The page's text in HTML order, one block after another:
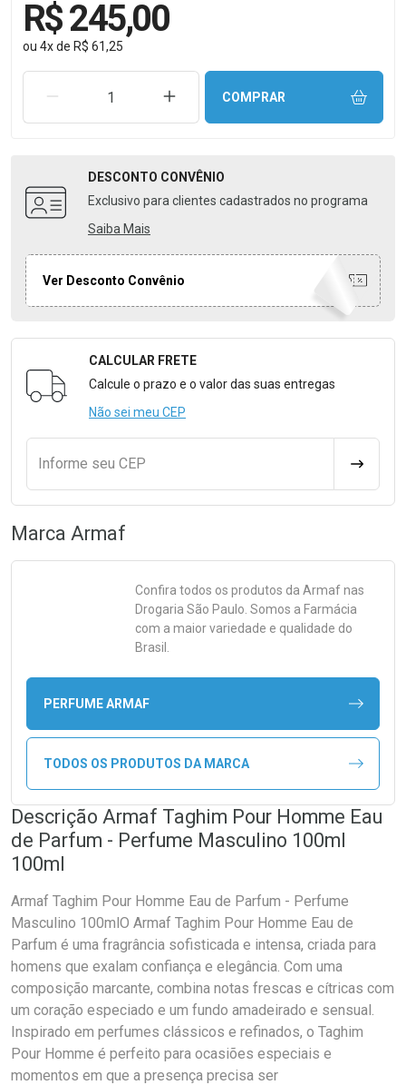
R$ 245,00
ou 4xde R$ 61,25
REMOVER UMA UNIDADEAUMENTAR UMA UNIDADE
COMPRAR
DESCONTO CONVÊNIO
Exclusivo para clientes cadastrados no programa
Saiba Mais
Ver Desconto Convênio
Formulário para Calcular o Frete
CALCULAR FRETE
Calcule o prazo e o valor das suas entregas
Não sei meu CEP
Informe seu CEP
Marca Armaf
Confira todos os produtos da Armafnas
Drogaria São Paulo. Somos a Farmácia
com a maior variedade e qualidade do
Brasil.
PERFUME ARMAF
TODOS OS PRODUTOS DA MARCA
Descrição Armaf Taghim Pour Homme Eau
de Parfum - Perfume Masculino 100ml
100ml
Armaf Taghim Pour Homme Eau de Parfum - Perfume
Masculino 100mlO Armaf Taghim Pour Homme Eau de
Parfum é uma fragrância sofisticada e intensa, criada para
homens que exalam confiança e elegância. Com uma
composição marcante, combina notas frescas e cítricas com
um coração especiado e um fundo amadeirado e sensual.
Inspirado em perfumes clássicos e refinados, o Taghim
Pour Homme é perfeito para ocasiões especiais e
momentos em que a presença precisa ser